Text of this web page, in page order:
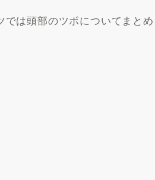
では頭部のツボについてまと